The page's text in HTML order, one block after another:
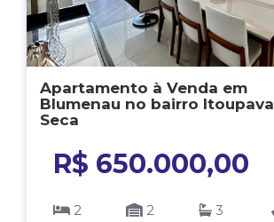
Apartamento à Venda em
Blumenau no bairro Itoupava
Seca
R$ 650.000,00
2 2 3